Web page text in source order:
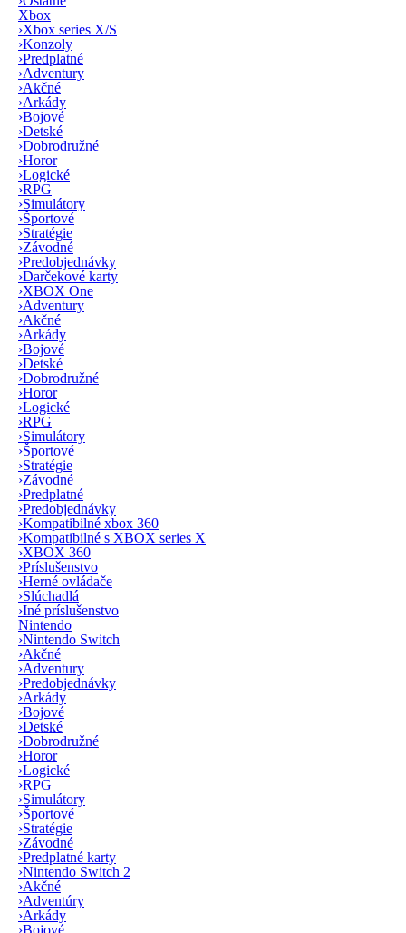
Xbox
›Xbox series X/S
›Konzoly
›Predplatné
›Adventury
›Akčné
›Arkády
›Bojové
›Detské
›Dobrodružné
›Horor
›Logické
›RPG
›Simulátory
›Športové
›Stratégie
›Závodné
›Predobjednávky
›Darčekové karty
›XBOX One
›Adventury
›Akčné
›Arkády
›Bojové
›Detské
›Dobrodružné
›Horor
›Logické
›RPG
›Simulátory
›Športové
›Stratégie
›Závodné
›Predplatné
›Predobjednávky
›Kompatibilné xbox 360
›Kompatibilné s XBOX series X
›XBOX 360
›Príslušenstvo
›Herné ovládače
›Slúchadlá
›Iné príslušenstvo
Nintendo
›Nintendo Switch
›Akčné
›Adventury
›Predobjednávky
›Arkády
›Bojové
›Detské
›Dobrodružné
›Horor
›Logické
›RPG
›Simulátory
›Športové
›Stratégie
›Závodné
›Predplatné karty
›Nintendo Switch 2
›Akčné
›Adventúry
›Arkády
›Bojové